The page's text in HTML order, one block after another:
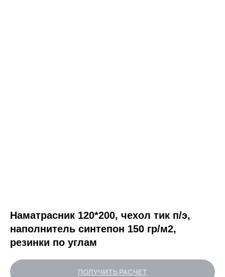
Наматрасник 120*200, чехол тик п/э,
наполнитель синтепон 150 гр/м2,
резинки по углам
ПОЛУЧИТЬ РАСЧЕТ